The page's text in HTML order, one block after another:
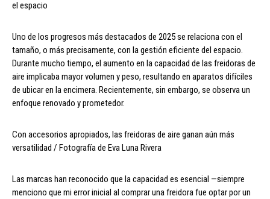
el espacio
Uno de los progresos más destacados de 2025 se relaciona con el
tamaño, o más precisamente, con la gestión eficiente del espacio.
Durante mucho tiempo, el aumento en la capacidad de las freidoras de
aire implicaba mayor volumen y peso, resultando en aparatos difíciles
de ubicar en la encimera. Recientemente, sin embargo, se observa un
enfoque renovado y prometedor.
Con accesorios apropiados, las freidoras de aire ganan aún más
versatilidad / Fotografía de Eva Luna Rivera
Las marcas han reconocido que la capacidad es esencial —siempre
menciono que mi error inicial al comprar una freidora fue optar por un